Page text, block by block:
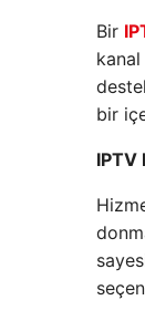
Bir
bir
IPTV